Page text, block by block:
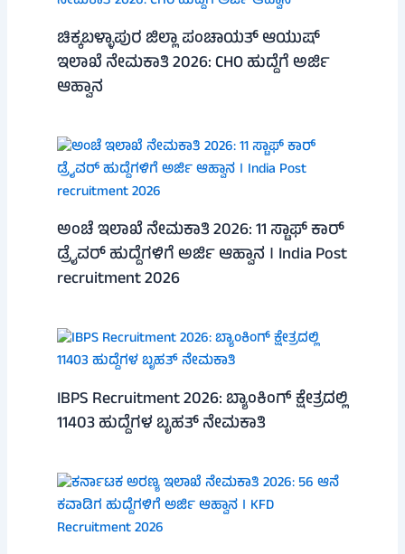
ಚಿಕ್ಕಬಳ್ಳಾಪುರ ಜಿಲ್ಲಾ ಪಂಚಾಯತ್ ಆಯುಷ್
ಇಲಾಖೆ ನೇಮಕಾತಿ 2026: CHO ಹುದ್ದೆಗೆ ಅರ್ಜಿ
ಆಹ್ವಾನ
ಅಂಚೆ ಇಲಾಖೆ ನೇಮಕಾತಿ 2026: 11 ಸ್ಟಾಫ್ ಕಾರ್
ಡ್ರೈವರ್ ಹುದ್ದೆಗಳಿಗೆ ಅರ್ಜಿ ಆಹ್ವಾನ । India Post
recruitment 2026
IBPS Recruitment 2026: ಬ್ಯಾಂಕಿಂಗ್ ಕ್ಷೇತ್ರದಲ್ಲಿ
11403 ಹುದ್ದೆಗಳ ಬೃಹತ್ ನೇಮಕಾತಿ